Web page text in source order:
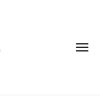
メ